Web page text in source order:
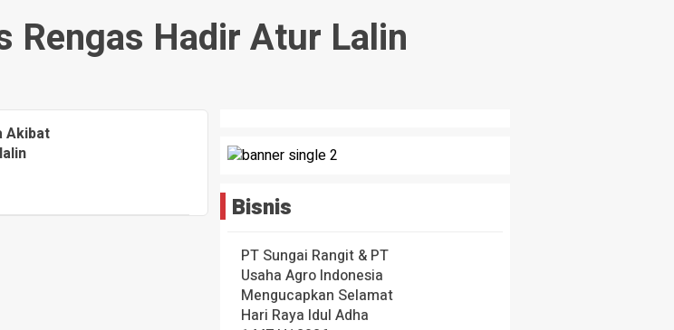
Rengas Hadir Atur Lalin
Akibat
Bisnis
PT Sungai Rangit & PT
Usaha Agro Indonesia
Mengucapkan Selamat
Hari Raya Idul Adha